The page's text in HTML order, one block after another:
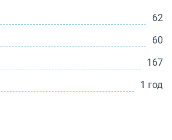
62
60
167
1 год